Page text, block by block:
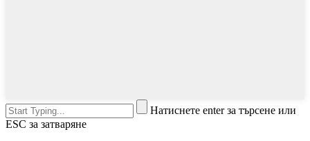
Натиснете enter за търсене или
ESC за затваряне